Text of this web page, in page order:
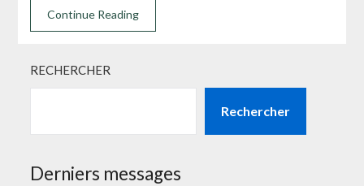
Continue Reading
RECHERCHER
Rechercher
Derniers messages